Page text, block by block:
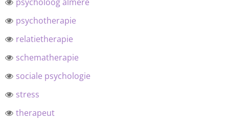
psychotherapie
relatietherapie
schematherapie
sociale psychologie
stress
therapeut